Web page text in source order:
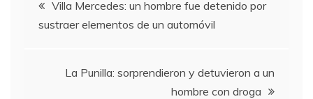
b
o
k
a
m
A
p
de
entradas
Villa Mercedes: un hombre fue detenido por
sustraer elementos de un automóvil
La Punilla: sorprendieron y detuvieron a un
hombre con droga